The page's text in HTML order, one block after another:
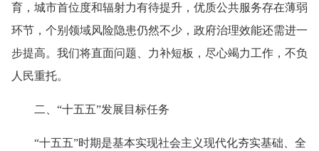
育，城市首位度和辐射力有待提升，优质公共服务存在薄弱
环节，个别领域风险隐患仍然不少，政府治理效能还需进一
步提高。我们将直面问题、力补短板，尽心竭力工作，不负
人民重托。
二、“十五五”发展目标任务
“十五五”时期是基本实现社会主义现代化夯实基础、全